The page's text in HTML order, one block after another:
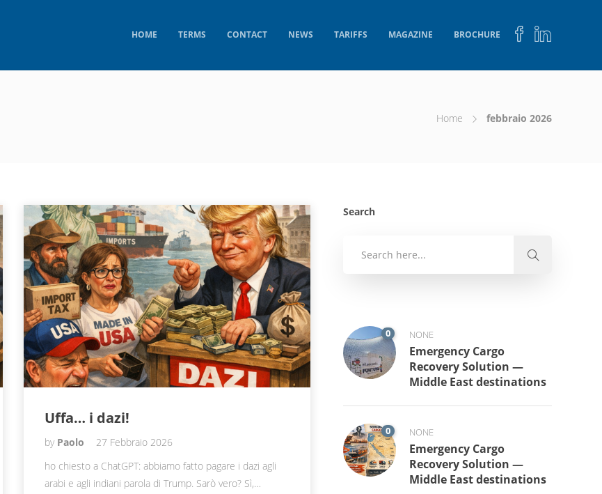
HOME TERMS CONTACT NEWS TARIFFS MAGAZINE BROCHURE
Home febbraio 2026
Uffa… i dazi!
by Paolo
27 Febbraio 2026
ho chiesto a ChatGPT: abbiamo fatto pagare i dazi agli
arabi e agli indiani parola di Trump. Sarò vero? Sì,…
Search
0 NONE
Emergency Cargo
Recovery Solution —
Middle East destinations
0 NONE
Emergency Cargo
Recovery Solution —
Middle East destinations